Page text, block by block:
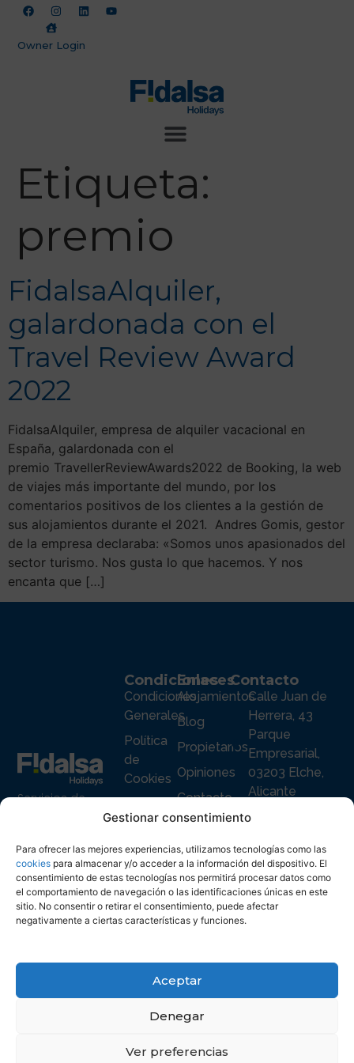
Gestionar consentimiento
Para ofrecer las mejores experiencias, utilizamos tecnologías como las
cookies para almacenar y/o acceder a la información del dispositivo. El
consentimiento de estas tecnologías nos permitirá procesar datos como
el comportamiento de navegación o las identificaciones únicas en este
sitio. No consentir o retirar el consentimiento, puede afectar
negativamente a ciertas características y funciones.
Aceptar
Denegar
Ver preferencias
Owner Login
Etiqueta:
premio
FidalsaAlquiler,
galardonada con el
Travel Review Award
2022
FidalsaAlquiler, empresa de alquiler vacacional en
España, galardonada con el
premio TravellerReviewAwards2022 de Booking, la web
de viajes más importante del mundo, por los
comentarios positivos de los clientes a la gestión de
sus alojamientos durante el 2021. Andres Gomis, gestor
de la empresa declaraba: «Somos unos apasionados del
sector turismo. Nos gusta lo que hacemos. Y nos
encanta que […]
Servicios de
premium en
España para
huéspedes y para
propietarios,
Enlaces
Alojamientos
Blog
Propietarios
Opiniones
Contacto
Condiciones
Condiciones
Generales
Política
de
Cookies
de
Privacidad
Contacto
Calle Juan de
Herrera, 43
Parque
Empresarial,
03203 Elche,
Alicante
+34 965 916
info@fidalsa.es